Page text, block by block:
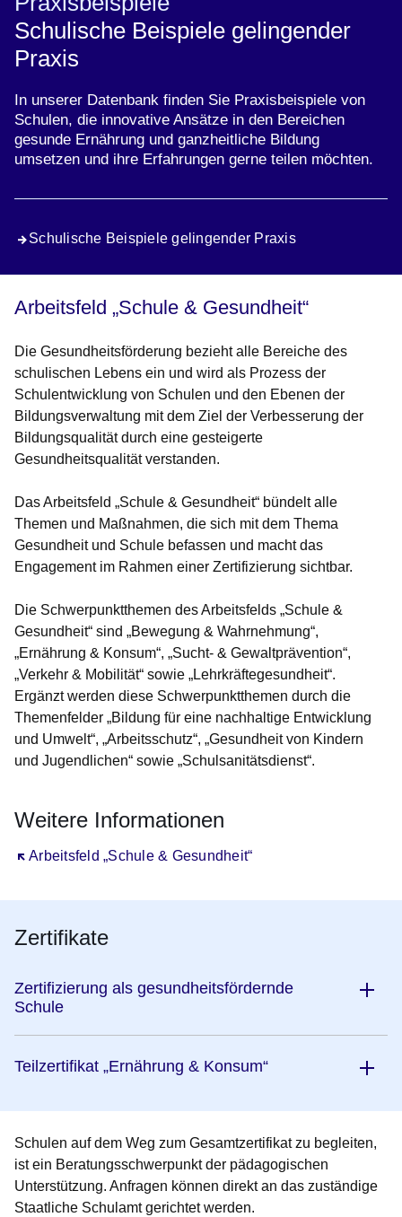
Schulische Beispiele gelingender
Praxis
In unserer Datenbank finden Sie Praxisbeispiele von
Schulen, die innovative Ansätze in den Bereichen
gesunde Ernährung und ganzheitliche Bildung
umsetzen und ihre Erfahrungen gerne teilen möchten.
Schulische Beispiele gelingender Praxis
Arbeitsfeld „Schule & Gesundheit“
Die Gesundheitsförderung bezieht alle Bereiche des
schulischen Lebens ein und wird als Prozess der
Schulentwicklung von Schulen und den Ebenen der
Bildungsverwaltung mit dem Ziel der Verbesserung der
Bildungsqualität durch eine gesteigerte
Gesundheitsqualität verstanden.
Das Arbeitsfeld „Schule & Gesundheit“ bündelt alle
Themen und Maßnahmen, die sich mit dem Thema
Gesundheit und Schule befassen und macht das
Engagement im Rahmen einer Zertifizierung sichtbar.
Die Schwerpunktthemen des Arbeitsfelds „Schule &
Gesundheit“ sind „Bewegung & Wahrnehmung“,
„Ernährung & Konsum“, „Sucht- & Gewaltprävention“,
„Verkehr & Mobilität“ sowie „Lehrkräftegesundheit“.
Ergänzt werden diese Schwerpunktthemen durch die
Themenfelder „Bildung für eine nachhaltige Entwicklung
und Umwelt“, „Arbeitsschutz“, „Gesundheit von Kindern
und Jugendlichen“ sowie „Schulsanitätsdienst“.
Weitere Informationen
Arbeitsfeld „Schule & Gesundheit“
Öffnet sich in einem neuen Fenster
Zertifikate
Zertifizierung als gesundheitsfördernde
Schule
Teilzertifikat „Ernährung & Konsum“
Schulen auf dem Weg zum Gesamtzertifikat zu begleiten,
ist ein Beratungsschwerpunkt der pädagogischen
Unterstützung. Anfragen können direkt an das zuständige
Staatliche Schulamt gerichtet werden.